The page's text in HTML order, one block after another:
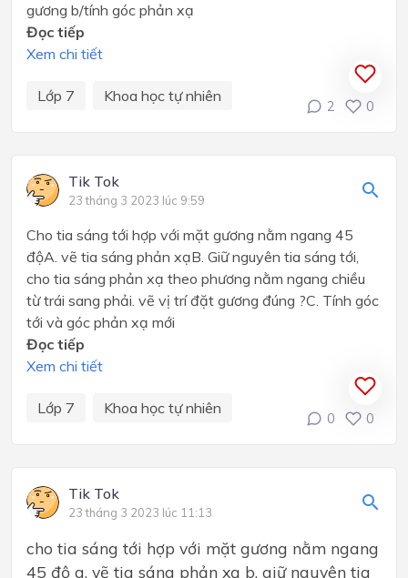
gương b/tính góc phản xạ
Đọc tiếp
Xem chi tiết
Lớp 7 Khoa học tự nhiên
2 0
Tik Tok
23 tháng 3 2023 lúc 9:59
Cho tia sáng tới hợp với mặt gương nằm ngang 45
độA. vẽ tia sáng phản xạB. Giữ nguyên tia sáng tới,
cho tia sáng phản xạ theo phương nằm ngang chiều
từ trái sang phải. vẽ vị trí đặt gương đúng ?C. Tính góc
tới và góc phản xạ mới
Đọc tiếp
Xem chi tiết
Lớp 7 Khoa học tự nhiên
0 0
Tik Tok
23 tháng 3 2023 lúc 11:13
cho tia sáng tới hợp với mặt gương nằm ngang
45 độ a. vẽ tia sáng phản xạ b. giữ nguyên tia